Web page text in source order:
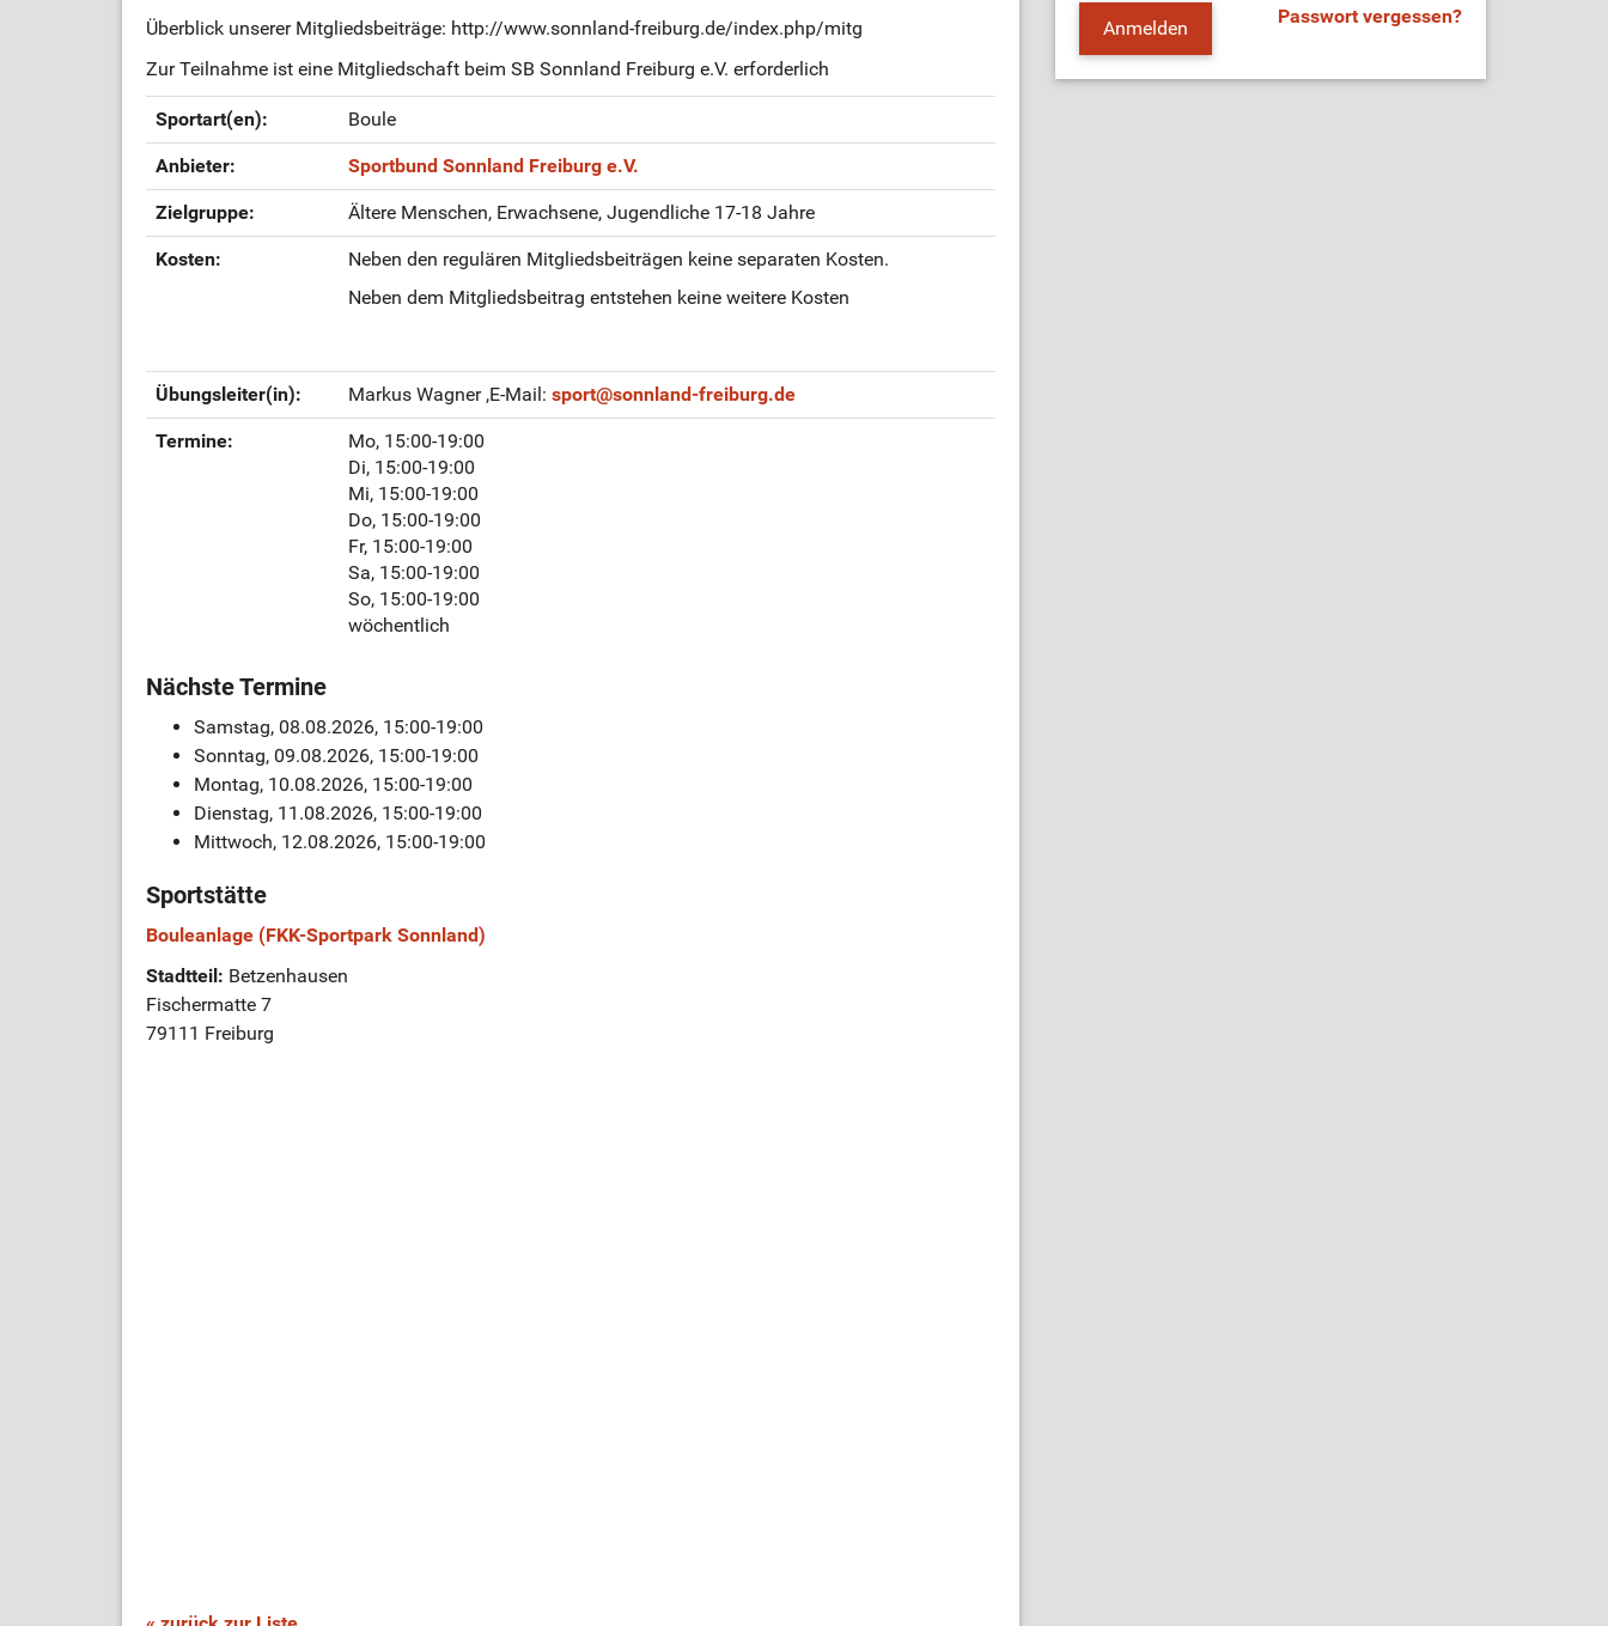
Überblick unserer Mitgliedsbeiträge: http://www.sonnland-freiburg.de/index.php/mitg
Zur Teilnahme ist eine Mitgliedschaft beim SB Sonnland Freiburg e.V. erforderlich
Sportart(en): Boule
Anbieter: Sportbund Sonnland Freiburg e.V.
Zielgruppe: Ältere Menschen, Erwachsene, Jugendliche 17-18 Jahre
Kosten:
Neben den regulären Mitgliedsbeiträgen keine separaten Kosten.
Neben dem Mitgliedsbeitrag entstehen keine weitere Kosten
Übungsleiter(in): Markus Wagner ,E-Mail: sport@sonnland-freiburg.de
Termine:
Mo, 15:00-19:00
Di, 15:00-19:00
Mi, 15:00-19:00
Do, 15:00-19:00
Fr, 15:00-19:00
Sa, 15:00-19:00
So, 15:00-19:00
wöchentlich
Nächste Termine
Samstag, 08.08.2026, 15:00-19:00
Sonntag, 09.08.2026, 15:00-19:00
Montag, 10.08.2026, 15:00-19:00
Dienstag, 11.08.2026, 15:00-19:00
Mittwoch, 12.08.2026, 15:00-19:00
Sportstätte
Bouleanlage (FKK-Sportpark Sonnland)
Stadtteil: Betzenhausen
Fischermatte 7
79111 Freiburg
Passwort vergessen?